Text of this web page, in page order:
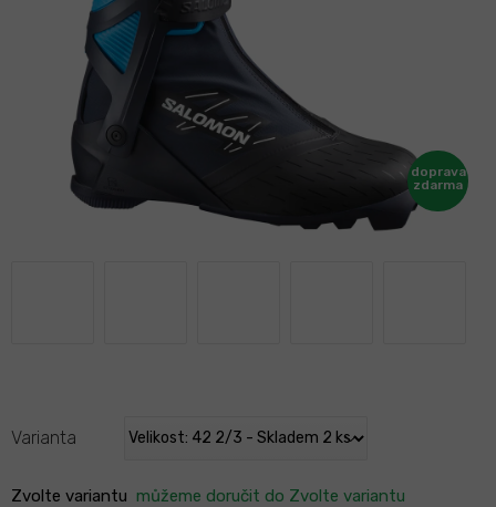
Zvolte variantu můžeme doručit do Zvolte variantu
Varianta